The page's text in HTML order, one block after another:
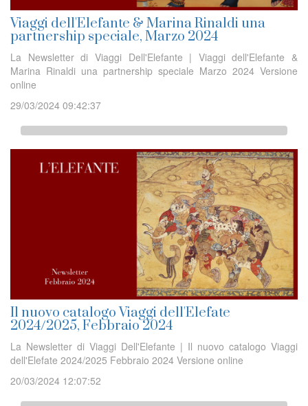
Viaggi dell'Elefante & Marina Rinaldi una
partnership speciale, Marzo 2024
La Newsletter di Viaggi Dell'Elefante | Viaggi dell'Elefante &
Marina Rinaldi una partnership speciale Marzo 2024 Versione
online
29/03/2024 09:42:37
Il nuovo catalogo Viaggi dell'Elefate
2024/2025, Febbraio 2024
La Newsletter di Viaggi Dell'Elefante | Il nuovo catalogo Viaggi
dell'Elefate 2024/2025 Febbraio 2024 Versione online
20/03/2024 12:07:52